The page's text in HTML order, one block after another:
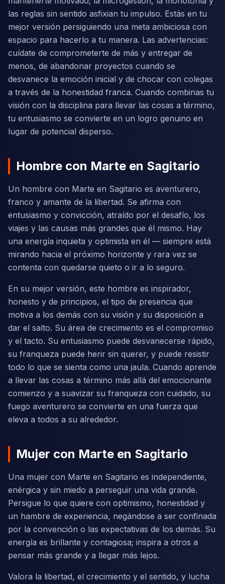
las reglas sin sentido asfixian tu impulso. Estás en tu
mejor versión persiguiendo una meta ambiciosa con
espacio para hacerlo a tu manera. Las advertencias:
cuídate de comprometerte de más y entregar de
menos, de abandonar proyectos cuando se
desvanece la emoción inicial y de chocar con colegas
a través de la honestidad franca. Cuando combinas tu
visión con la disciplina para llevar las cosas a término,
tu entusiasmo se convierte en un logro genuino en
lugar de potencial disperso.
Hombre con Marte en Sagitario
Un hombre con Marte en Sagitario es aventurero,
franco y amante de la libertad. Se afirma con
entusiasmo y convicción, atraído por el desafío, los
viajes y las causas más grandes que él mismo. Hay
una energía inquieta y optimista en él — siempre está
mirando hacia el próximo horizonte y rara vez se
contenta con quedarse quieto o ir a lo seguro.
En su mejor versión, este hombre es inspirador,
honesto y de principios, el tipo de presencia que
motiva a los demás con su visión y su disposición a
dar el salto. Su área de crecimiento es el compromiso
y el tacto. Su entusiasmo puede desvanecerse rápido,
su franqueza puede herir sin querer, y puede resistir
todo lo que se sienta como una jaula. Cuando aprende
a llevar las cosas a término más allá del emocionante
comienzo y a suavizar su franqueza con cuidado, su
fuego aventurero se convierte en una fuerza que
eleva a todos a su alrededor.
Mujer con Marte en Sagitario
Una mujer con Marte en Sagitario es independiente,
enérgica y sin miedo a perseguir una vida grande.
Persigue lo que quiere con optimismo, honestidad y
un hambre de experiencia, negándose a ser confinada
por la convención o las expectativas de los demás. Su
energía es brillante y contagiosa; inspira a otros a
pensar más grande y a llegar más lejos.
Valora la libertad, el crecimiento y el sentido, y lucha